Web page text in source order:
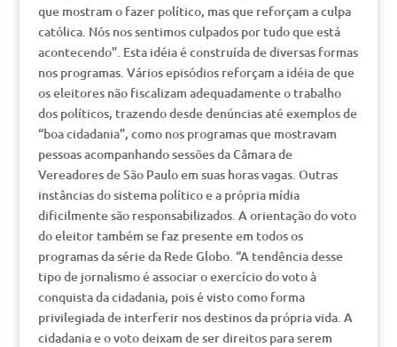
que mostram o fazer político, mas que reforçam a culpa
católica. Nós nos sentimos culpados por tudo que está
acontecendo”. Esta idéia é construída de diversas formas
nos programas. Vários episódios reforçam a idéia de que
os eleitores não fiscalizam adequadamente o trabalho
dos políticos, trazendo desde denúncias até exemplos de
“boa cidadania”, como nos programas que mostravam
pessoas acompanhando sessões da Câmara de
Vereadores de São Paulo em suas horas vagas. Outras
instâncias do sistema político e a própria mídia
dificilmente são responsabilizados. A orientação do voto
do eleitor também se faz presente em todos os
programas da série da Rede Globo. “A tendência desse
tipo de jornalismo é associar o exercício do voto à
conquista da cidadania, pois é visto como forma
privilegiada de interferir nos destinos da própria vida. A
cidadania e o voto deixam de ser direitos para serem